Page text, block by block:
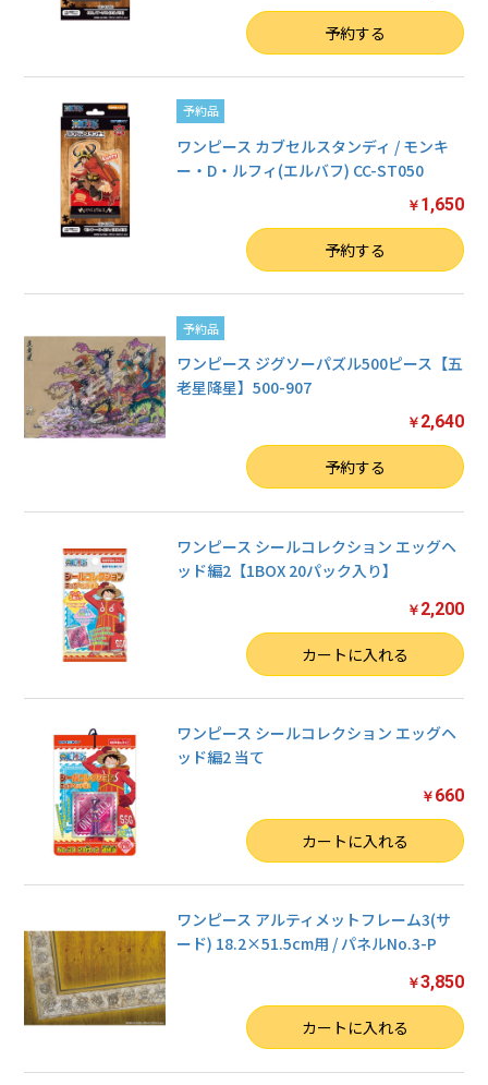
予約する
予約品
ワンピース カブセルスタンディ / モンキ
ー・D・ルフィ(エルバフ) CC-ST050
￥ 1,650
予約する
予約品
ワンピース ジグソーパズル500ピース【五
老星降星】500-907
￥ 2,640
予約する
ワンピース シールコレクション エッグヘ
ッド編2【1BOX 20パック入り】
￥ 2,200
カートに入れる
ワンピース シールコレクション エッグヘ
ッド編2 当て
￥ 660
カートに入れる
ワンピース アルティメットフレーム3(サ
ード) 18.2×51.5cm用 / パネルNo.3-P
￥3,850
カートに入れる